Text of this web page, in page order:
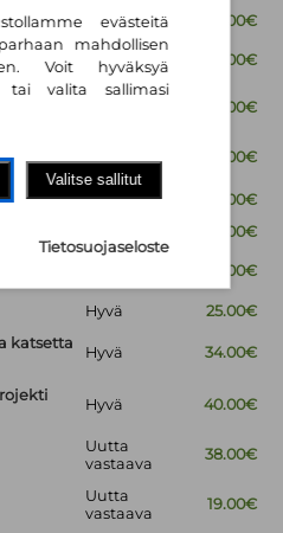
Hyvä 18.00€
Uutta
vastaava
34.00€
Uutta
26.00€
vastaava
29.00€
Uusi
29.00€
29.00€
35.00€
Hyvä
25.00€
katsetta
Hyvä 34.00€
Hyvä 40.00€
Uutta
vastaava
38.00€
Uutta
vastaava
19.00€
evästeitä
mahdollisen
Voit hyväksyä
tai valita sallimasi
Valitse sallitut
Tietosuojaseloste